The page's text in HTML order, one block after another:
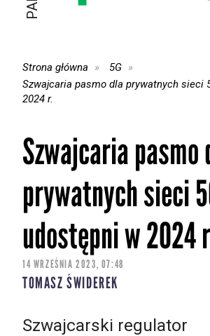
Strona główna
5G
Szwajcaria pasmo dla prywatnych sieci
2024 r.
Szwajcaria pasmo
prywatnych sieci
udostępni w 2024
14 WRZEŚNIA 2023, 07:48
TOMASZ ŚWIDEREK
Szwajcarski regulator